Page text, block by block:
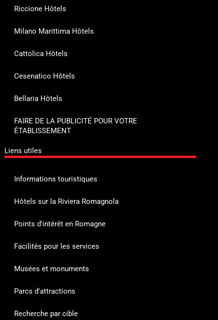
Riccione Hôtels
Milano Marittima Hôtels
Cattolica Hôtels
Cesenatico Hôtels
Bellaria Hôtels
FAIRE DE LA PUBLICITÉ POUR VOTRE
ÉTABLISSEMENT
Liens utiles
Informations touristiques
Hôtels sur la Riviera Romagnola
Points d'intérêt en Romagne
Facilités pour les services
Musées et monuments
Parcs d'attractions
Recherche par cible